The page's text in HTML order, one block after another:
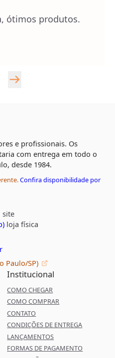
ótimos produtos.
e profissionais. Os
com entrega em todo o
desde 1984.
Confira disponibilidade por
site
loja física
Paulo/SP)
Institucional
COMO CHEGAR
COMO COMPRAR
CONTATO
CONDIÇÕES DE ENTREGA
LANÇAMENTOS
FORMAS DE PAGAMENTO